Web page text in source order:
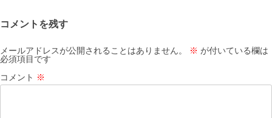
コメントを残す
メールアドレスが公開されることはありません。 ※ が付いている欄は
必須項目です
コメント ※